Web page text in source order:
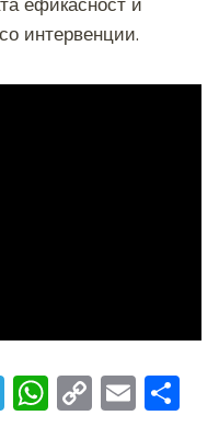
интервенции.
T W C E